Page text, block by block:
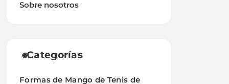
Sobre nosotros
Categorías
Formas de Mango de Tenis de